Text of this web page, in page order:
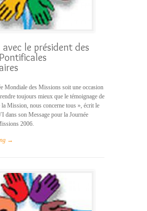
le président des
Mondiale des Missions soit une occasion
toujours mieux que le témoignage de
la Mission, nous concerne tous », écrit le
dans son Message pour la Journée
2006.
→